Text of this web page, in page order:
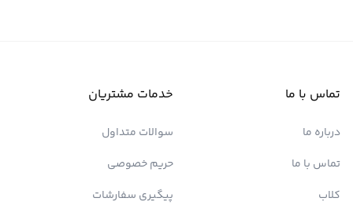
تماس با ما
درباره ما
تماس با ما
کلاب
خدمات مشتریان
سوالات متداول
حریم خصوصی
پیگیری سفارشات